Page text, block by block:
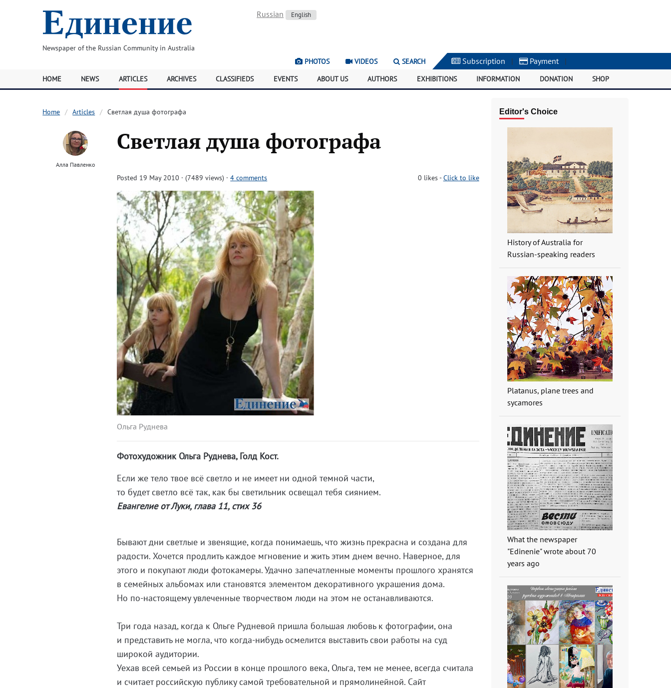
Newspaper of the Russian Community in Australia
Russian English
PHOTOS VIDEOS SEARCH Subscription | Payment |
HOME NEWS ARTICLES ARCHIVES CLASSIFIEDS EVENTS ABOUT US AUTHORS EXHIBITIONS INFORMATION DONATION SHOP
Home Articles Светлая душа фотографа
Алла Павленко
Светлая душа фотографа
Posted 19 May 2010 · (7489 views) ·4 comments 0 likes-Click to like
Ольга Руднева
Фотохудожник Ольга Руднева, Голд Кост.
Если же тело твое всё светло и не имеет ни одной темной части,
то будет светло всё так, как бы светильник освещал тебя сиянием.
Евангелие от Луки, глава 11, стих 36
Бывают дни светлые и звенящие, когда понимаешь, что жизнь прекрасна и создана для
радости. Хочется продлить каждое мгновение и жить этим днем вечно. Наверное, для
этого и покупают люди фотокамеры. Удачно запечатленные моменты прошлого хранятся
в семейных альбомах или становятся элементом декоративного украшения дома.
Но по-настоящемуувлеченные творчеством люди на этом не останавливаются.
Три года назад, когда к Ольге Рудневой пришла большая любовь к фотографии, она
и представить не могла, что когда-нибyдьосмелится выставить свои работы на сyд
широкой аудитории.
Уехав всей семьей из России в конце прошлого века, Ольга, тем не менее, всегда считала
и считает российскую публику самой требовательной и прямолинейной. Сайт
Editor's Choice
History of Australia for
Russian-speaking readers
Platanus, plane trees and
sycamores
What the newspaper
"Edinenie" wrote about 70
years ago